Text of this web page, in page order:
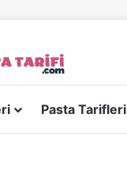
Pasta Tarifleri